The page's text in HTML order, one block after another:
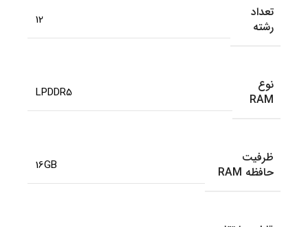
تعداد
رشته
12
نوع
RAM
LPDDR5
ظرفیت
حافظه RAM
16GB